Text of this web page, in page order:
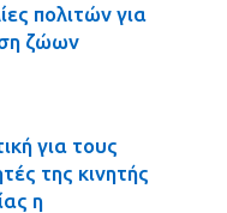
πολιτών για
ζώων
για τους
της κινητής
η